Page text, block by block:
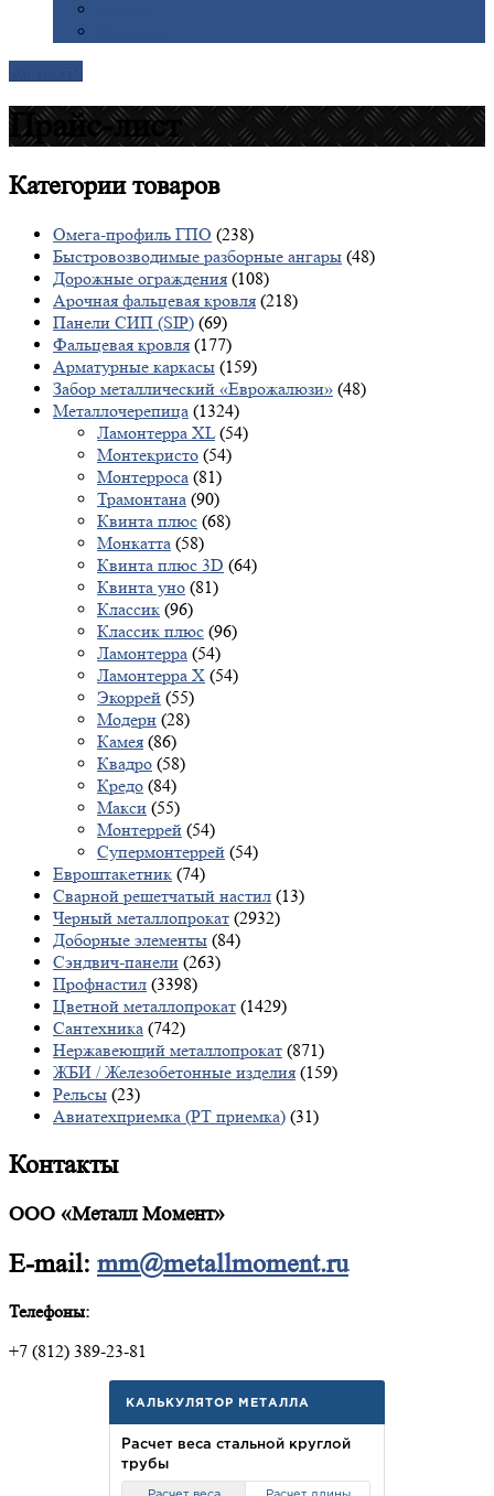
Прайс-лист
Категориитоваров
Омега-профиль ГПО (238)
Быстровозводимые разборные ангары (48)
Дорожные ограждения (108)
Арочная фальцевая кровля (218)
Панели СИП (SIP) (69)
Фальцевая кровля (177)
Арматурные каркасы (159)
Забор металлический «Еврожалюзи» (48)
Металлочерепица (1324)
Ламонтерра XL (54)
Монтекристо (54)
Монтерроса (81)
Трамонтана (90)
Квинта плюс (68)
Монкатта (58)
Квинта плюс 3D (64)
Квинта уно (81)
Классик (96)
Классик плюс (96)
Ламонтерра (54)
Ламонтерра X (54)
Экоррей (55)
Модерн (28)
Камея (86)
Квадро (58)
Кредо (84)
Макси (55)
Монтеррей (54)
Супермонтеррей (54)
Евроштакетник (74)
Сварной решетчатый настил (13)
Черный металлопрокат (2932)
Доборные элементы (84)
Сэндвич-панели (263)
Профнастил (3398)
Цветной металлопрокат (1429)
Сантехника (742)
Нержавеющий металлопрокат (871)
ЖБИ / Железобетонные изделия (159)
Рельсы (23)
Авиатехприемка (РТ приемка) (31)
Контакты
ООО «Металл Момент»
E-mail: mm@metallmoment.ru
Телефоны:
+7 (812) 389-23-81